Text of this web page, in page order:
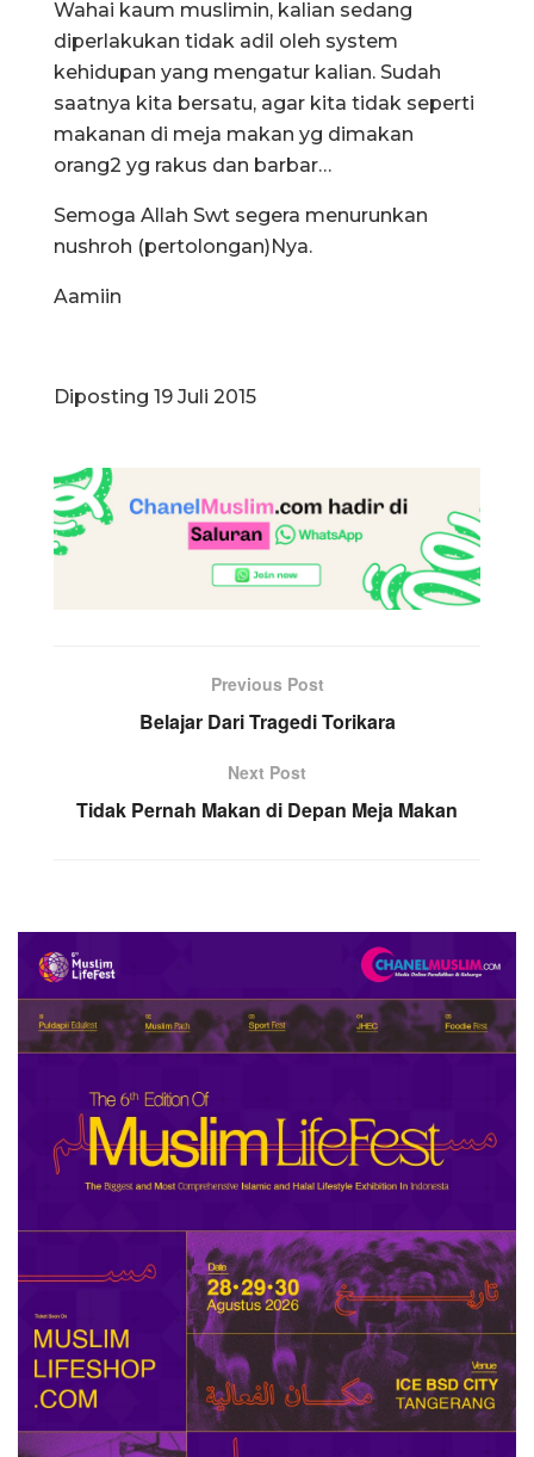
Wahai kaum muslimin, kalian sedang
diperlakukan tidak adil oleh system
kehidupan yang mengatur kalian. Sudah
saatnya kita bersatu, agar kita tidak seperti
makanan di meja makan yg dimakan
orang2 yg rakus dan barbar…
Semoga Allah Swt segera menurunkan
nushroh (pertolongan)Nya.
Aamiin
Diposting 19 Juli 2015
Previous Post
Belajar Dari Tragedi Torikara
Next Post
Tidak Pernah Makan di Depan Meja Makan